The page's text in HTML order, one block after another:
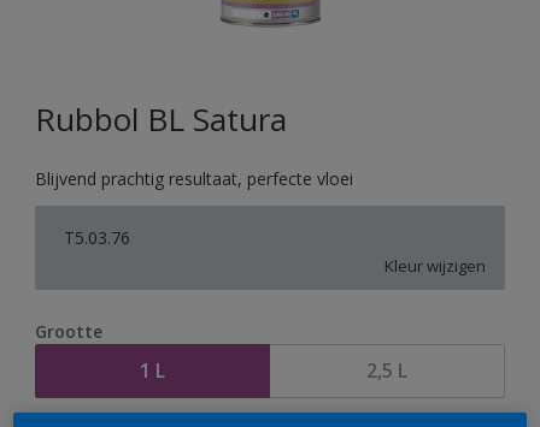
Rubbol BL Satura
Blijvend prachtig resultaat, perfecte vloei
T5.03.76
Kleur wijzigen
Grootte
1 L 2,5 L